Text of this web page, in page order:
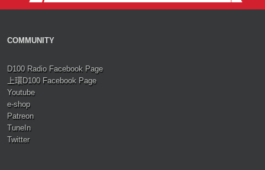
COMMUNITY
D100 Radio Facebook Page
上環D100 Facebook Page
Youtube
e-shop
Patreon
TuneIn
Twitter